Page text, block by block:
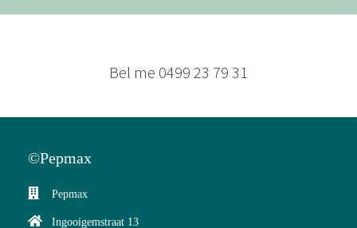
Bel me 0499 23 79 31
©Pepmax
Pepmax
Ingooigemstraat 13